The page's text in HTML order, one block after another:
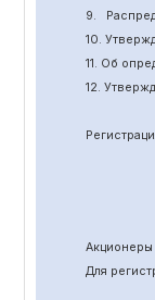
9.
10.
11. Об
12.
Для